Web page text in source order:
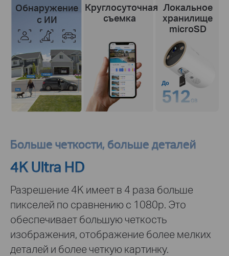
Обнаружение
с ИИ
Круглосуточная
съемка
Локальное
хранилище
microSD
До
Больше четкости, больше деталей
4K Ultra HD
Разрешение 4K имеет в 4 раза больше
пикселей по сравнению с 1080p. Это
обеспечивает большую четкость
изображения, отображение более мелких
деталей и более четкую картинку.